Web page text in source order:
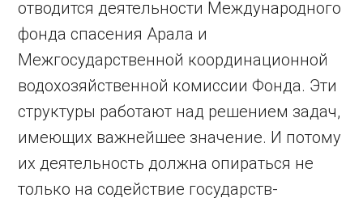
отводится деятельности Международного
фонда спасения Арала и
Межгосударственной координационной
водохозяйственной комиссии Фонда. Эти
структуры работают над решением задач,
имеющих важнейшее значение. И потому
их деятельность должна опираться не
только на содействие государств-